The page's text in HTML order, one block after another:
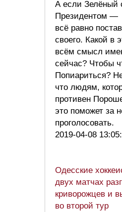
А если Зелёный
Президентом —
всё равно
своего. Какой в
всём смысл
сейчас? Чтобы
Попиариться?
что людям,
противен
это поможет за
проголосовать.
2019-04-08
Одесские
двух матчах
криворожцев и
во второй тур